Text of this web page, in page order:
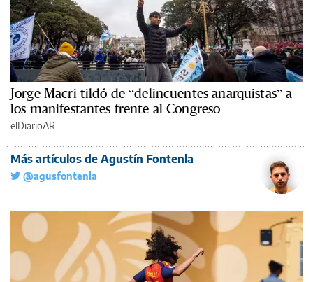
Jorge Macri tildó de “delincuentes anarquistas” a
los manifestantes frente al Congreso
elDiarioAR
Más artículos de Agustín Fontenla
@agusfontenla